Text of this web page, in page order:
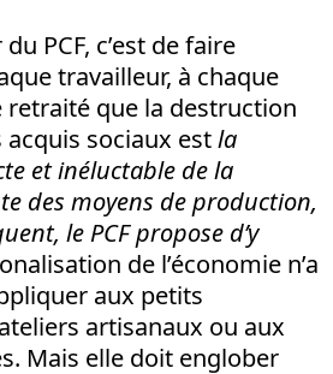
PCF, c’est de faire
travailleur, à chaque
retraité que la destruction
sociaux estla
et inéluctable de la
des moyens de production,
le PCF propose d’y
de l’économie n’a
aux petits
artisanaux ou aux
Mais elle doit englober